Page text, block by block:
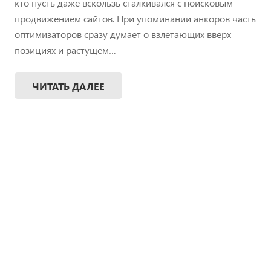
кто пусть даже вскользь сталкивался с поисковым
продвижением сайтов. При упоминании анкоров часть
оптимизаторов сразу думает о взлетающих вверх
позициях и растущем…
ЧИТАТЬ ДАЛЕЕ